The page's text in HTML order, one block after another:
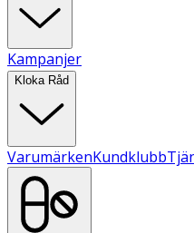
Kampanjer
Kloka Råd
VarumärkenKundklubb